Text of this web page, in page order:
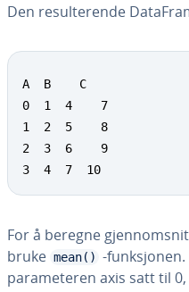
Den resulterende
A  B    C
0  1  4    7
1  2  5    8
2  3  6    9
3  4  7  10
For å beregne
bruke mean() -
parameteren axis satt til